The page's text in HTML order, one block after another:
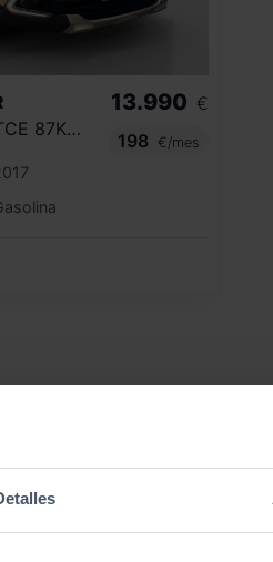
LIMITED ENERGY TCE 87KW (120CV)
13.990 €
198
€/mes